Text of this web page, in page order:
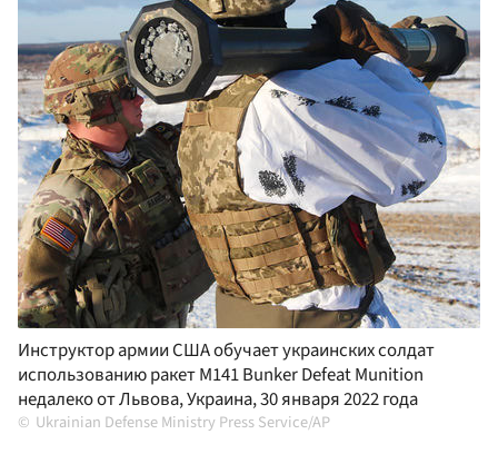
Инструктор армии США обучает украинских солдат
использованию ракет M141 Bunker Defeat Munition
недалеко от Львова, Украина, 30 января 2022 года
Ukrainian Defense Ministry Press Service/AP